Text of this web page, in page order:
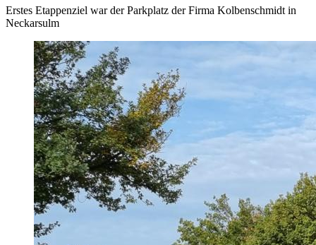
Erstes Etappenziel war der Parkplatz der Firma Kolbenschmidt in
Neckarsulm